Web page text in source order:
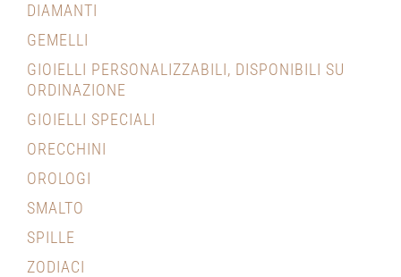
DIAMANTI
GEMELLI
GIOIELLI PERSONALIZZABILI, DISPONIBILI SU
ORDINAZIONE
GIOIELLI SPECIALI
ORECCHINI
OROLOGI
SMALTO
SPILLE
ZODIACI